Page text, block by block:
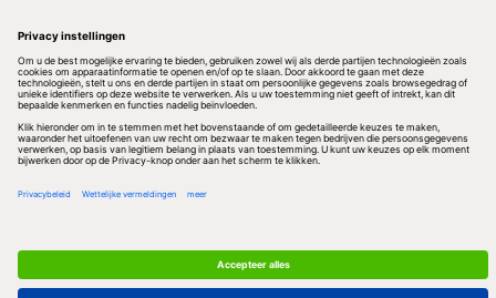
Volg ons
Redactionele partner
Algemene Voorwaarden & Copyrights